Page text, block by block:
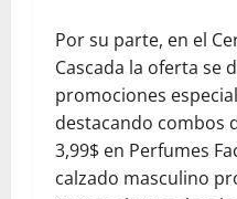
Por su parte, en el
Cascada la oferta se
promociones
destacando combos
3,99$ en Perfumes
calzado masculino